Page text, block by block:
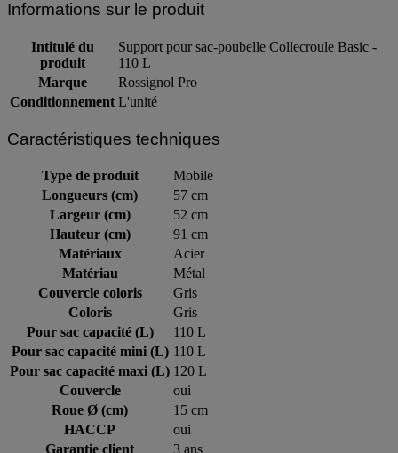
Informations sur le produit
Intitulé du
produit
Support pour sac-poubelle Collecroule Basic -
110 L
Marque
Rossignol Pro
Caractéristiques techniques
Type de produit
Mobile
Longueurs (cm)
57 cm
Largeur (cm)
52 cm
Hauteur (cm)
91 cm
Matériaux
Acier
Matériau
Métal
Couvercle coloris
Gris
Coloris
Gris
Pour sac capacité (L)
110 L
Pour sac capacité mini (L) 110 L
Pour sac capacité maxi (L)
120 L
Couvercle
oui
Roue Ø (cm)
15 cm
HACCP
oui